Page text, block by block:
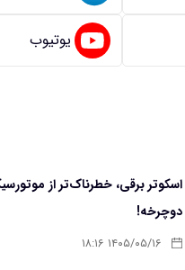
یوتیوب
اسکوتر برقی، خطرناک‌تر از
دوچرخه!
۱۴۰۵/۰۵/۱۶ ۱۸:۱۶